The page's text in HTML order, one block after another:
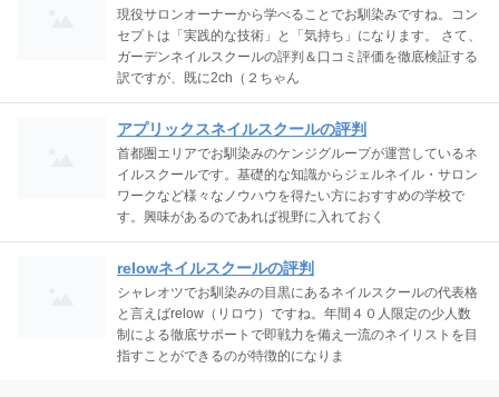
現役サロンオーナーから学べることでお馴染みですね。コン
セプトは「実践的な技術」と「気持ち」になります。 さて、
ガーデンネイルスクールの評判＆口コミ評価を徹底検証する
訳ですが、既に2ch（２ちゃん
アプリックスネイルスクールの評判
首都圏エリアでお馴染みのケンジグループが運営しているネ
イルスクールです。基礎的な知識からジェルネイル・サロン
ワークなど様々なノウハウを得たい方におすすめの学校で
す。興味があるのであれば視野に入れておく
relowネイルスクールの評判
シャレオツでお馴染みの目黒にあるネイルスクールの代表格
と言えばrelow（リロウ）ですね。年間４０人限定の少人数
制による徹底サポートで即戦力を備え一流のネイリストを目
指すことができるのが特徴的になりま